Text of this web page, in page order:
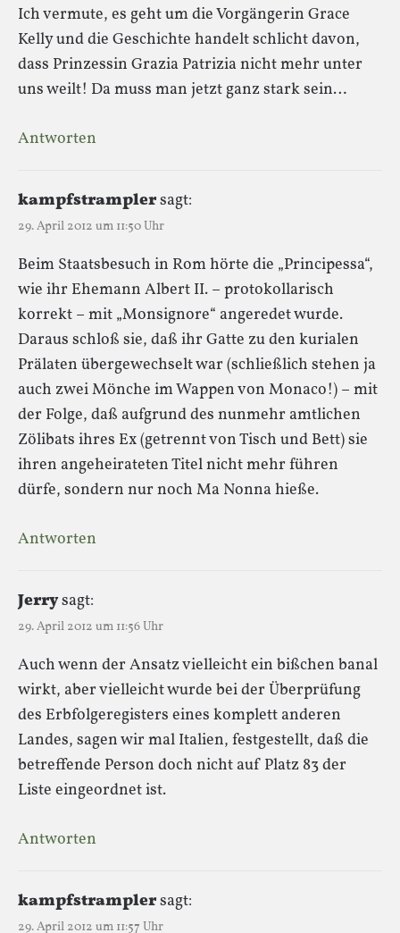
Ich vermute, es geht um die Vorgängerin Grace
Kelly und die Geschichte handelt schlicht davon,
dass Prinzessin Grazia Patrizia nicht mehr unter
uns weilt! Da muss man jetzt ganz stark sein…
Antworten
kampfstramplersagt:
29. April 2012 um 11:50 Uhr
Beim Staatsbesuch in Rom hörte die „Principessa“,
wie ihr Ehemann Albert II. – protokollarisch
korrekt – mit „Monsignore“ angeredet wurde.
Daraus schloß sie, daß ihr Gatte zu den kurialen
Prälaten übergewechselt war (schließlich stehen ja
auch zwei Mönche im Wappen von Monaco!) – mit
der Folge, daß aufgrund des nunmehr amtlichen
Zölibats ihres Ex (getrennt von Tisch und Bett) sie
ihren angeheirateten Titel nicht mehr führen
dürfe, sondern nur noch Ma Nonna hieße.
Antworten
Jerrysagt:
29. April 2012 um 11:56 Uhr
Auch wenn der Ansatz vielleicht ein bißchen banal
wirkt, aber vielleicht wurde bei der Überprüfung
des Erbfolgeregisters eines komplett anderen
Landes, sagen wir mal Italien, festgestellt, daß die
betreffende Person doch nicht auf Platz 83 der
Liste eingeordnet ist.
Antworten
kampfstramplersagt:
29. April 2012 um 11:57 Uhr